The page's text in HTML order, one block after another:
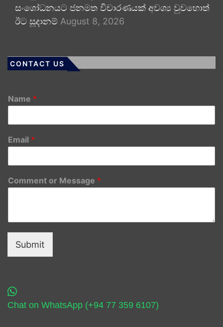
සංශෝධනයට ජනමත විචාරණයක් අවශ්‍ය වුවහොත්
ඊට සූදානම් August 8, 2026
CONTACT US
Name *
Email *
Comment or Message *
Submit
Chat on WhatsApp (+94 77 359 6107)